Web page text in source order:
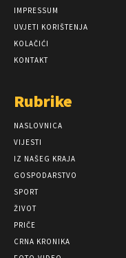
IMPRESSUM
UVJETI KORIŠTENJA
KOLAČIĆI
KONTAKT
Rubrike
NASLOVNICA
VIJESTI
IZ NAŠEG KRAJA
GOSPODARSTVO
SPORT
ŽIVOT
PRIČE
CRNA KRONIKA